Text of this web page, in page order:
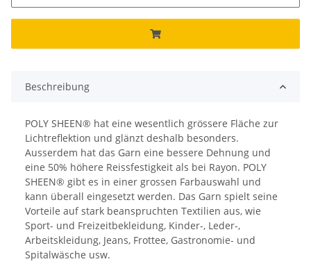
Beschreibung
POLY SHEEN® hat eine wesentlich grössere Fläche zur
Lichtreflektion und glänzt deshalb besonders.
Ausserdem hat das Garn eine bessere Dehnung und
eine 50% höhere Reissfestigkeit als bei Rayon. POLY
SHEEN® gibt es in einer grossen Farbauswahl und
kann überall eingesetzt werden. Das Garn spielt seine
Vorteile auf stark beanspruchten Textilien aus, wie
Sport- und Freizeitbekleidung, Kinder-, Leder-,
Arbeitskleidung, Jeans, Frottee, Gastronomie- und
Spitalwäsche usw.